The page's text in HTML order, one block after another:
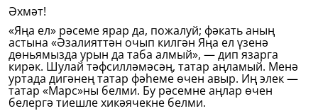
Әхмәт!
«Яңа ел» рәсеме ярар да, пожалуй; фәкать аның
астына «Әзалияттән очып килгән Яңа ел үзенә
дөньямызда урын да таба алмый», — дип язарга
кирәк. Шулай тәфсилләмәсәң, татар аңламый. Менә
уртада дигәнең татар фәһеме өчен авыр. Иң элек —
татар «Марс»ны белми. Бу рәсемне аңлар өчен
белергә тиешле хикәячекне белми.